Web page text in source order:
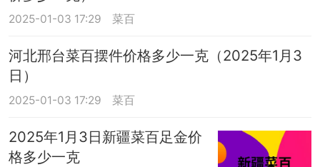
2025-01-03 17:29 菜百
河北邢台菜百摆件价格多少一克（2025年1月3
日）
2025-01-03 17:29 菜百
2025年1月3日新疆菜百足金价
格多少一克